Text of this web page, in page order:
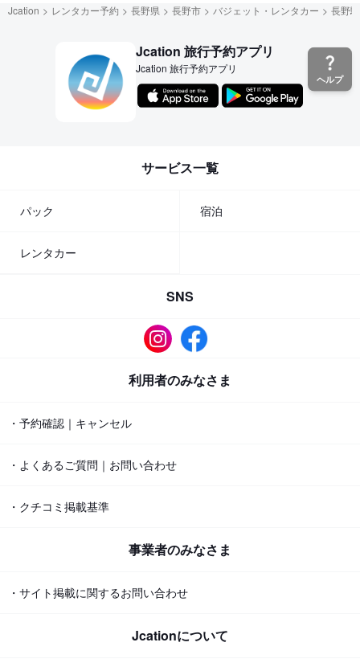
ヘルプ
Jcation レンタカー予約 長野県 長野市 バジェット・レンタカー 長野
Jcation 旅行予約アプリ
Jcation 旅行予約アプリ
サービス一覧
パック 宿泊
レンタカー
SNS
利用者のみなさま
・予約確認｜キャンセル
・よくあるご質問｜お問い合わせ
・クチコミ掲載基準
事業者のみなさま
・サイト掲載に関するお問い合わせ
Jcationについて